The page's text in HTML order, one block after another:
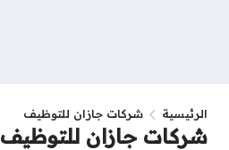
الرئيسية شركات جازان للتوظيف
شركات جازان للتوظيف